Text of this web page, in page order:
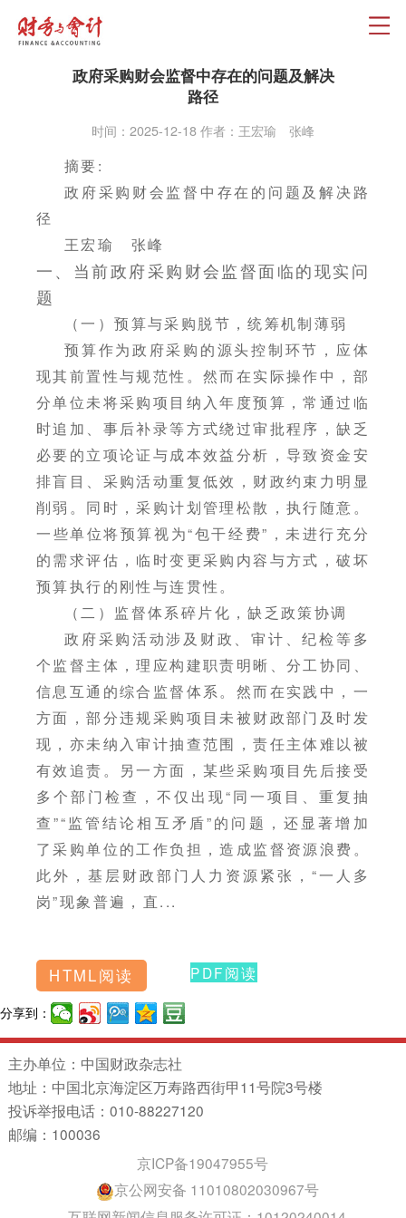
政府采购财会监督中存在的问题及解决
路径
时间：2025-12-18 作者：王宏瑜 张峰
摘要:
政府采购财会监督中存在的问题及解决路
径
王宏瑜 张峰
一、当前政府采购财会监督面临的现实问
题
（一）预算与采购脱节，统筹机制薄弱
预算作为政府采购的源头控制环节，应体
现其前置性与规范性。然而在实际操作中，部
分单位未将采购项目纳入年度预算，常通过临
时追加、事后补录等方式绕过审批程序，缺乏
必要的立项论证与成本效益分析，导致资金安
排盲目、采购活动重复低效，财政约束力明显
削弱。同时，采购计划管理松散，执行随意。
一些单位将预算视为“包干经费”，未进行充分
的需求评估，临时变更采购内容与方式，破坏
预算执行的刚性与连贯性。
（二）监督体系碎片化，缺乏政策协调
政府采购活动涉及财政、审计、纪检等多
个监督主体，理应构建职责明晰、分工协同、
信息互通的综合监督体系。然而在实践中，一
方面，部分违规采购项目未被财政部门及时发
现，亦未纳入审计抽查范围，责任主体难以被
有效追责。另一方面，某些采购项目先后接受
多个部门检查，不仅出现“同一项目、重复抽
查”“监管结论相互矛盾”的问题，还显著增加
了采购单位的工作负担，造成监督资源浪费。
此外，基层财政部门人力资源紧张，“一人多
岗”现象普遍，直...
HTML阅读 PDF阅读
分享到：
主办单位：中国财政杂志社
地址：中国北京海淀区万寿路西街甲11号院3号楼
投诉举报电话：010-88227120
邮编：100036
京ICP备19047955号
京公网安备 11010802030967号